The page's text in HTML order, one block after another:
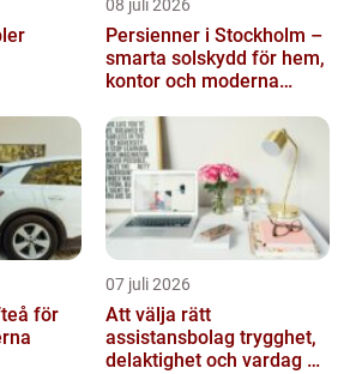
08 juli 2026
Persienner i Stockholm –
smarta solskydd för hem,
kontor och moderna
för
07 juli 2026
Att välja rätt
assistansbolag trygghet,
delaktighet och vardag på